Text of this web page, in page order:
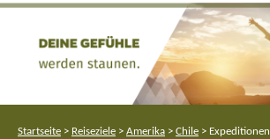
Startseite > Reiseziele > Amerika > Chile > Expeditionen